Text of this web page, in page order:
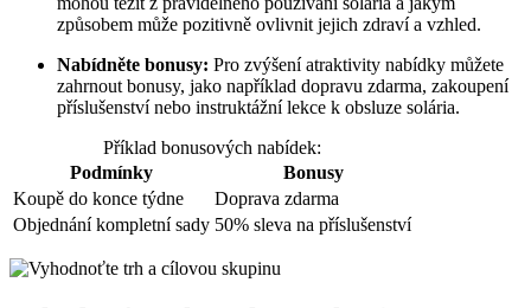
způsobem může pozitivně ovlivnit jejich zdraví a vzhled.
Nabídněte bonusy: Pro zvýšení atraktivity nabídky můžete
zahrnout bonusy, jako například dopravu zdarma, zakoupení
příslušenství nebo instruktážní lekce k obsluze solária.
Příklad bonusových nabídek:
Podmínky
Bonusy
Koupě do konce týdne
Doprava zdarma
Objednání kompletní sady 50% sleva na příslušenství